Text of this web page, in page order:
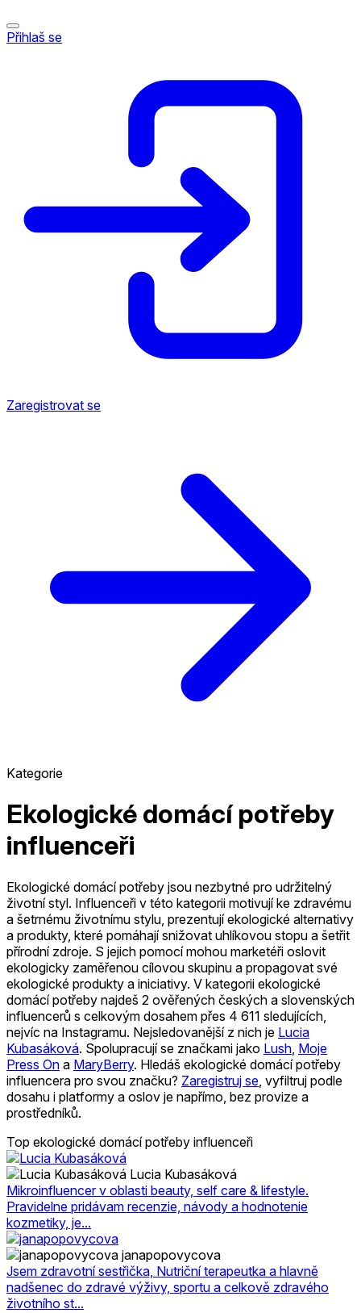
Přihlaš se
Zaregistrovat se
Kategorie
Ekologické domácí potřeby
influenceři
Ekologické domácí potřeby jsou nezbytné pro udržitelný
životní styl. Influenceři v této kategorii motivují ke zdravému
a šetrnému životnímu stylu, prezentují ekologické alternativy
a produkty, které pomáhají snižovat uhlíkovou stopu a šetřit
přírodní zdroje. S jejich pomocí mohou marketéři oslovit
ekologicky zaměřenou cílovou skupinu a propagovat své
ekologické produkty a iniciativy. V kategorii ekologické
domácí potřeby najdeš 2 ověřených českých a slovenských
influencerů s celkovým dosahem přes 4 611 sledujících,
nejvíc na Instagramu. Nejsledovanější z nich je Lucia
Kubasáková. Spolupracují se značkami jako Lush Moje
Press On a MaryBerry. Hledáš ekologické domácí potřeby
influencera pro svou značku? Zaregistruj se , vyfiltruj podle
dosahu i platformy a oslov je napřímo, bez provize a
prostředníků.
Top ekologické domácí potřeby influenceři
Lucia Kubasáková
Mikroinfluencer v oblasti beauty, self care & lifestyle.
Pravidelne pridávam recenzie, návody a hodnotenie
kozmetiky, je...
janapopovycova
Jsem zdravotní sestřička, Nutriční terapeutka a hlavně
nadšenec do zdravé výživy, sportu a celkově zdravého
životního st...